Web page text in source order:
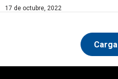
17 de octubre, 2022